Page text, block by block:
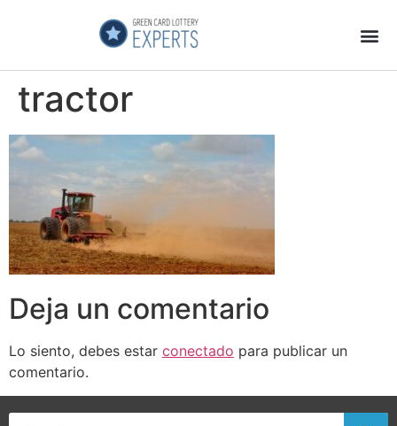
tractor
Deja un comentario
Lo siento, debes estar conectado para publicar un
comentario.